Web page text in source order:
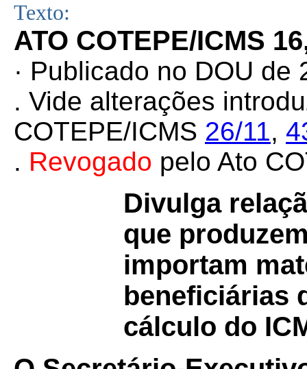
Texto:
ATO COTEPE/ICMS
· Publicado no DOU de
. Vide alterações
COTEPE/ICMS 26/11,
. Revogado pelo Ato
Divulga
que
importam
beneficiárias
cálculo do